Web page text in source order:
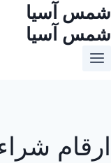
شمس آسيا
شمس آسيا
ارقام